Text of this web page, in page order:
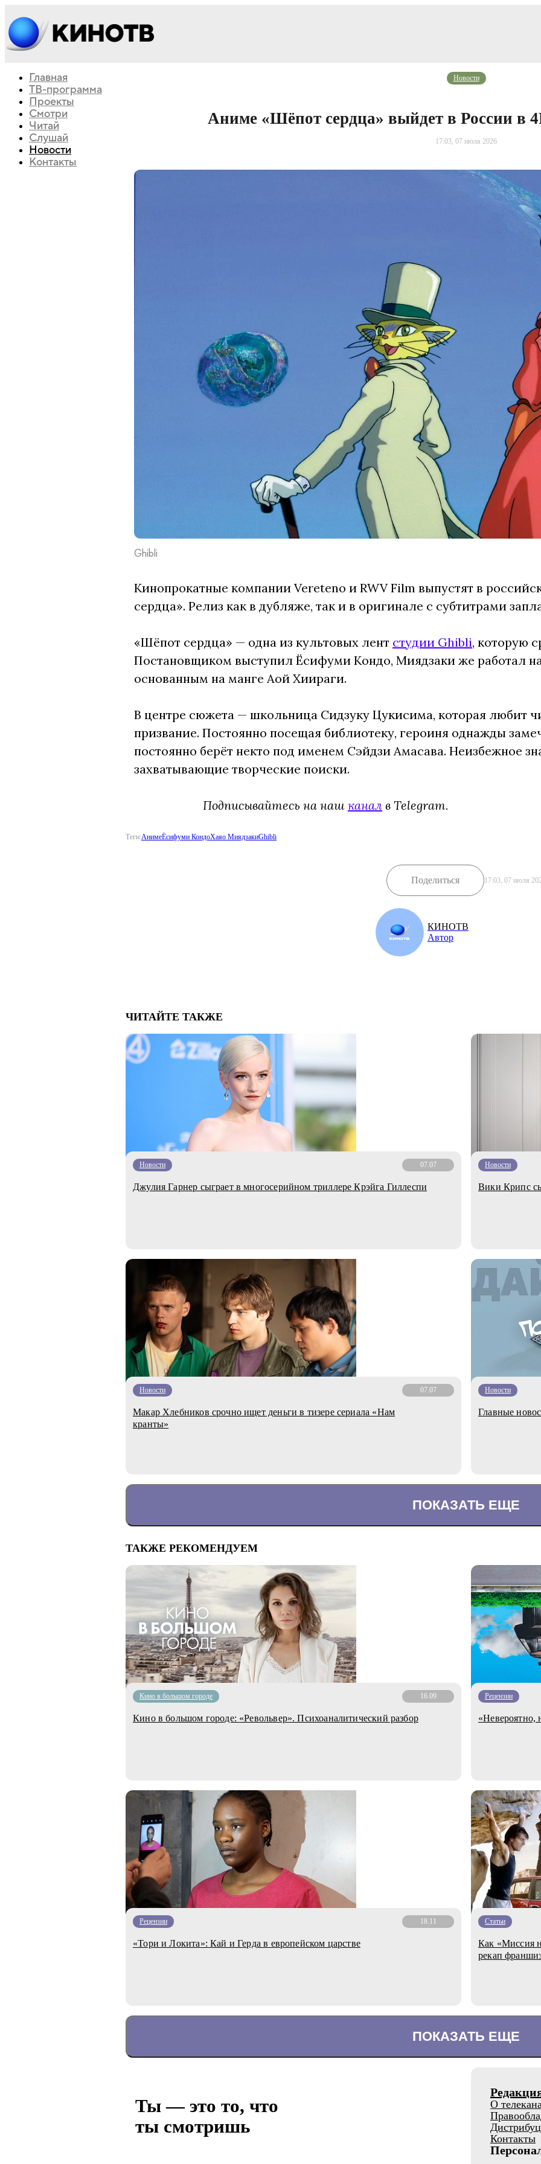
Главная
ТВ-программа
Проекты
Смотри
Читай
Слушай
Новости
Контакты
Новости
Аниме «Шёпот сердца» выйдет в России в
17:03, 07 июля 2026
Ghibli
Кинопрокатные компании Vereteno и RWV Film выпустят в
сердца». Релиз как в дубляже, так и в оригинале с субтитрами
«Шёпот сердца» — одна из культовых лент студии Ghibli, которую
Постановщиком выступил Ёсифуми Кондо, Миядзаки же работал
основанным на манге Аой Хиираги.
В центре сюжета — школьница Сидзуку Цукисима, которая любит
призвание. Постоянно посещая библиотеку, героиня однажды
постоянно берёт некто под именем Сэйдзи Амасава. Неизбежное
захватывающие творческие поиски.
Подписывайтесь на наш канал в Telegram.
Теги:АнимеЁсифуми КондоХаяо МиядзакиGhibli
Поделиться 17:03, 07 июля
КИНОТВ
Автор
ЧИТАЙТЕ ТАКЖЕ
Новости 07.07
Джулия Гарнер сыграет в многосерийном триллере Крэйга Гиллеспи
Новости
Вики Крипс
Новости 07.07
Макар Хлебников срочно ищет деньги в тизере сериала «Нам
кранты»
Новости
Главные
ПОКАЗАТЬ ЕЩЕ
ТАКЖЕ РЕКОМЕНДУЕМ
Кино в большом городе 16.09
Кино в большом городе: «Револьвер». Психоаналитический разбор
Рецензии
«Невероятно,
Рецензии 18.11
«Тори и Локита»: Кай и Герда в европейском царстве
Статьи
Как «Миссия
рекап
ПОКАЗАТЬ ЕЩЕ
Ты — это то, что
ты смотришь
О
Контакты